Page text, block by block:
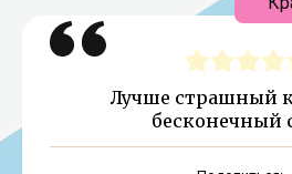
Лучше страшный
бесконечный